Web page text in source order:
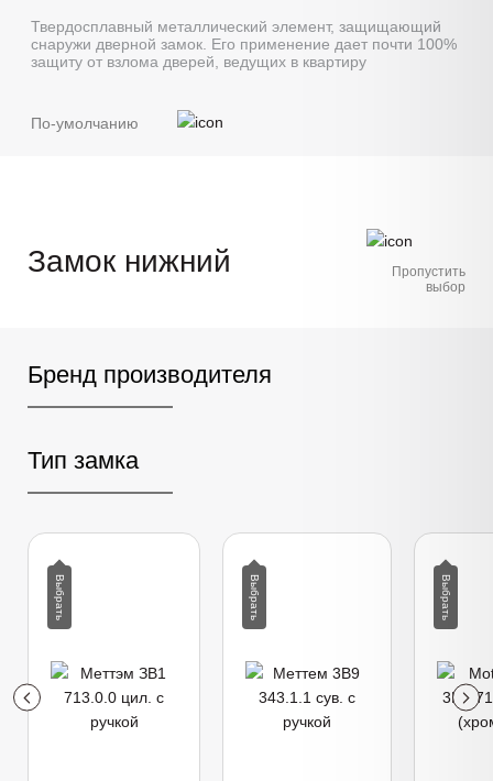
Твердосплавный металлический элемент, защищающий
снаружи дверной замок. Его применение дает почти 100%
защиту от взлома дверей, ведущих в квартиру
По-умолчанию
Замок нижний
Пропустить
выбор
Бренд производителя
Тип замка